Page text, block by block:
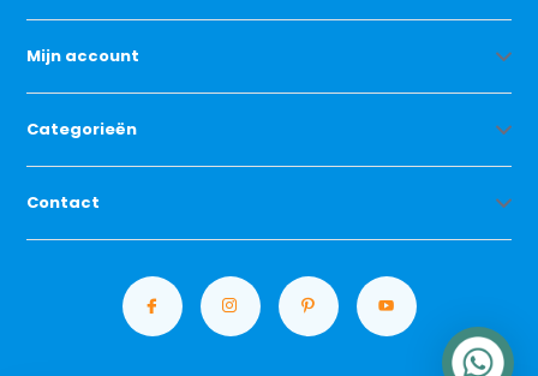
Mijn account
Categorieën
Contact